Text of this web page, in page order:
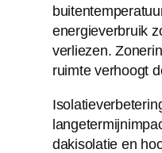
energieverbruik
verliezen.
ruimte verhoogt
dakisolatie en